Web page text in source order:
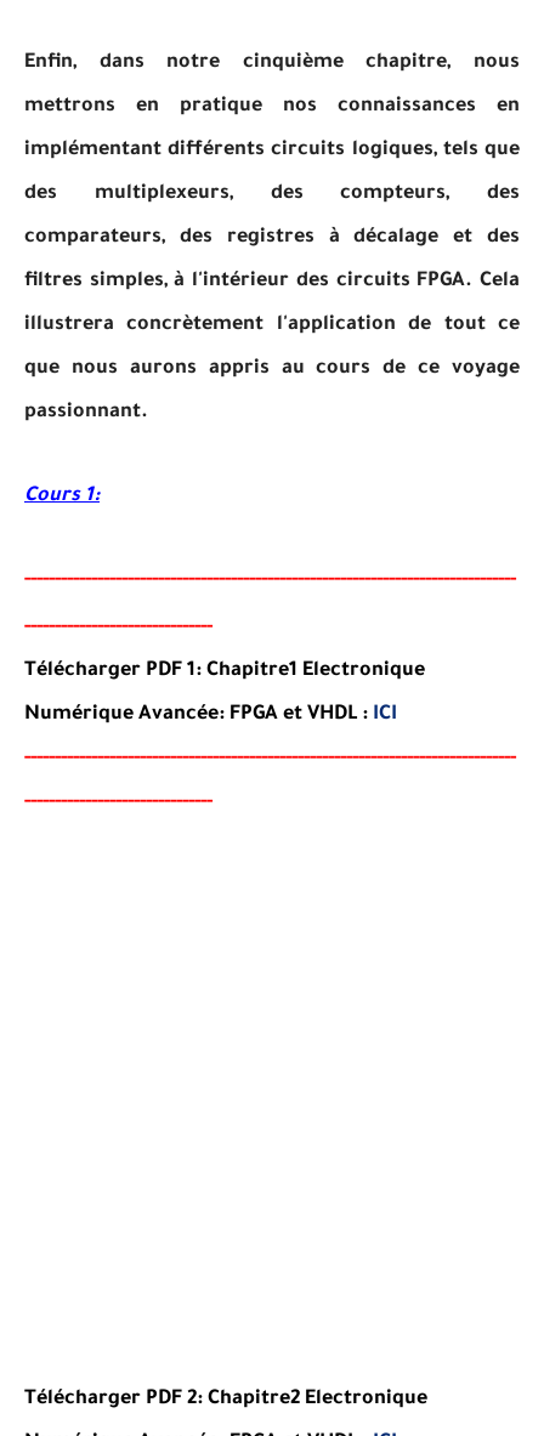
Enfin, dans notre cinquième chapitre, nous
mettrons en pratique nos connaissances en
implémentant différents circuits logiques, tels que
des multiplexeurs, des compteurs, des
comparateurs, des registres à décalage et des
filtres simples, à l'intérieur des circuits FPGA. Cela
illustrera concrètement l'application de tout ce
que nous aurons appris au cours de ce voyage
passionnant.
Cours 1:
---------------------------------------------------------------------------------
-------------------------------
Télécharger PDF 1: Chapitre1 Electronique
Numérique Avancée: FPGA et VHDL : ICI
---------------------------------------------------------------------------------
-------------------------------
Télécharger PDF 2: Chapitre2 Electronique